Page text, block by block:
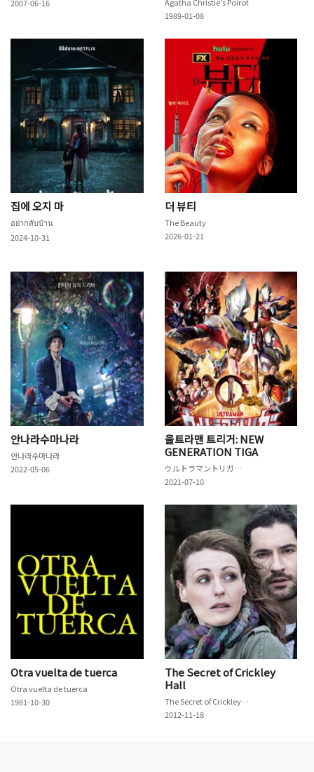
2007-06-16
1989-01-08
집에 오지 마
อย่ากลับบ้าน
2024-10-31
더 뷰티
The Beauty
2026-01-21
안나라수마나라
안나라수마나라
2022-05-06
울트라맨 트리거: NEW
GENERATION TIGA
ウルトラマントリガー NEW GENERATION TIGA
2021-07-10
Otra vuelta de tuerca
Otra vuelta de tuerca
1981-10-30
The Secret of Crickley
Hall
The Secret of Crickley Hall
2012-11-18